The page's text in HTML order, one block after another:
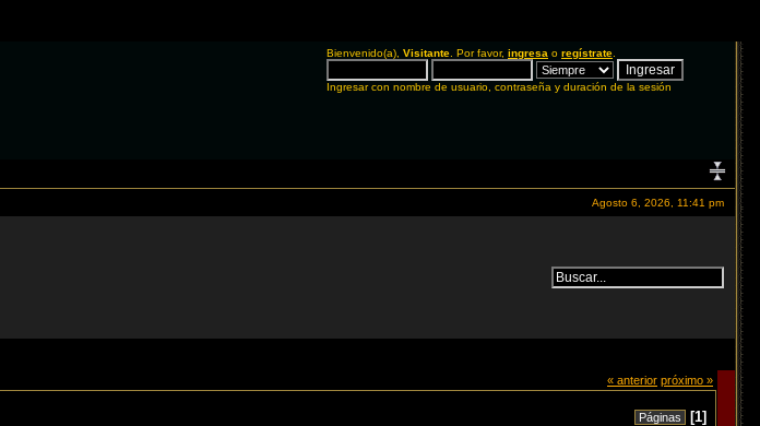
Bienvenido(a), Visitante . Por favor, ingresa o regístrate
Ingresar con nombre de usuario, contraseña y duración de la sesión
Agosto 6, 2026, 11:41 pm
« anterior próximo »
Páginas [1]